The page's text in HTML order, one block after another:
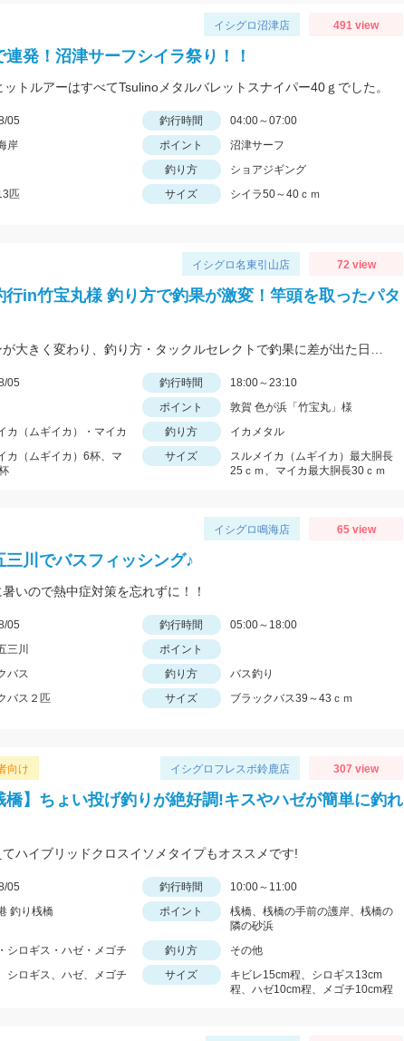
イシグロ沼津店 491 view
発！沼津サーフシイラ祭り！！
トルアーはすべてTsulinoメタルバレットスナイパー40ｇでした。
05 釣行時間
04:00～07:00
岸 ポイント
沼津サーフ
釣り方
ショアジギング
匹 サイズ シイラ50～40ｃｍ
イシグロ名東引山店 72 view
行in竹宝丸様 釣り方で釣果が激変！竿頭を取ったパタ
05 釣行時間
18:00～23:10
ポイント
敦賀 色が浜「竹宝丸」様
カ（ムギイカ）・マイカ 釣り方
イカメタル
カ（ムギイカ）6杯、マ
サイズ
スルメイカ（ムギイカ）最大胴長
25ｃｍ、マイカ最大胴長30ｃｍ
イシグロ鳴海店 65 view
三川でバスフィッシング♪
いので熱中症対策を忘れずに！！
05 釣行時間
05:00～18:00
三川
ポイント
バス 釣り方
バス釣り
バス２匹 サイズ ブラックバス39～43ｃｍ
向け イシグロフレスポ鈴鹿店 307 view
橋】ちょい投げ釣りが絶好調!キスやハゼが簡単に釣れ
ハイブリッドクロスイソメタイプもオススメです!
05 釣行時間
10:00～11:00
釣り桟橋 ポイント
桟橋、桟橋の手前の護岸、桟橋の
隣の砂浜
シロギス・ハゼ・メゴチ 釣り方
その他
シロギス、ハゼ、メゴチ サイズ
キビレ15cm程、シロギス13cm
程、ハゼ10cm程、メゴチ10cm程